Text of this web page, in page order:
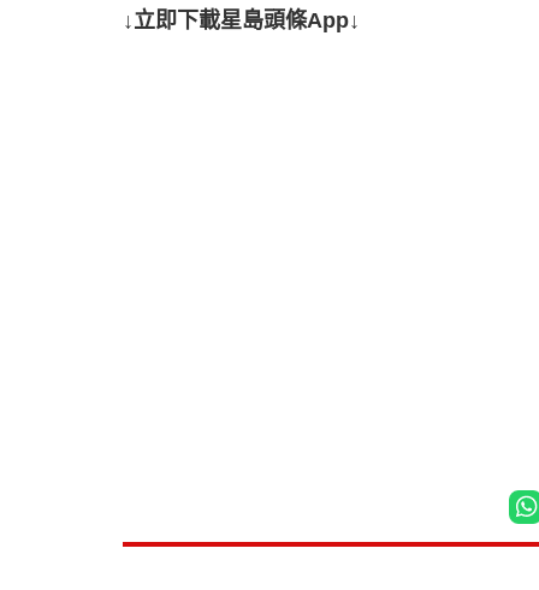
↓立即下載星島頭條App↓